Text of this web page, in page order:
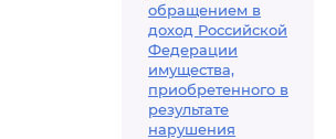
обращением в
доход Российской
Федерации
имущества,
приобретенного в
результате
нарушения